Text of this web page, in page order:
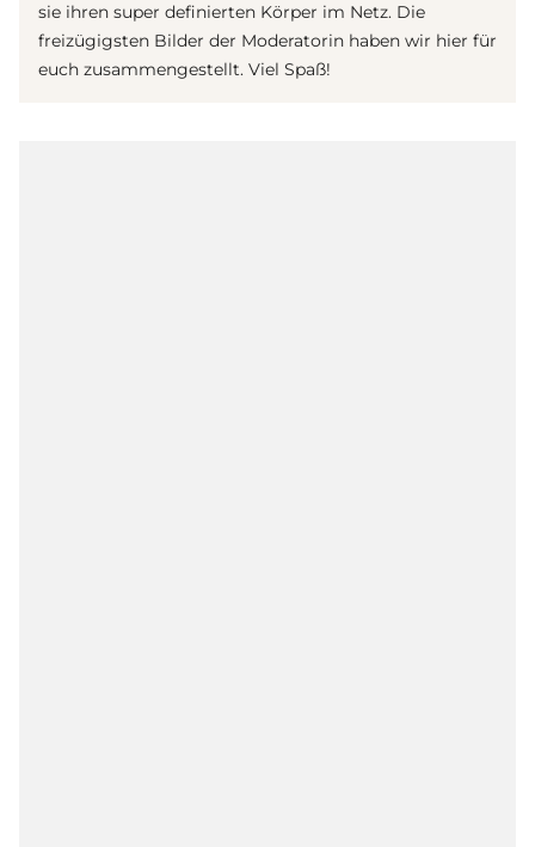
sie ihren super definierten Körper im Netz. Die
freizügigsten Bilder der Moderatorin haben wir hier für
euch zusammengestellt. Viel Spaß!